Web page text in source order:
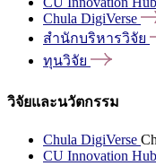
Chula DigiVerse
สำนักบริหารวิจัย
ทุนวิจัย
วิจัยและนวัตกรรม
Chula DigiVerse
CU Innovation Hub